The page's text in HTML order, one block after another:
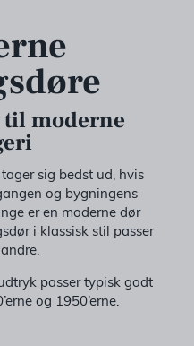
EPD
til moderne
sig bedst ud, hvis
og bygningens
er en moderne dør
i klassisk stil passer
passer typisk godt
og 1950’erne.